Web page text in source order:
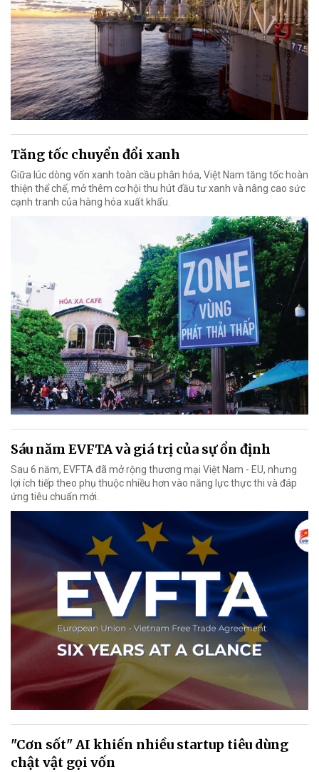
Tăng tốc chuyển đổi xanh
Giữa lúc dòng vốn xanh toàn cầu phân hóa, Việt Nam tăng tốc hoàn
thiện thể chế, mở thêm cơ hội thu hút đầu tư xanh và nâng cao sức
cạnh tranh của hàng hóa xuất khẩu.
Sáu năm EVFTA và giá trị của sự ổn định
Sau 6 năm, EVFTA đã mở rộng thương mại Việt Nam - EU, nhưng
lợi ích tiếp theo phụ thuộc nhiều hơn vào năng lực thực thi và đáp
ứng tiêu chuẩn mới.
"Cơn sốt" AI khiến nhiều startup tiêu dùng
chật vật gọi vốn